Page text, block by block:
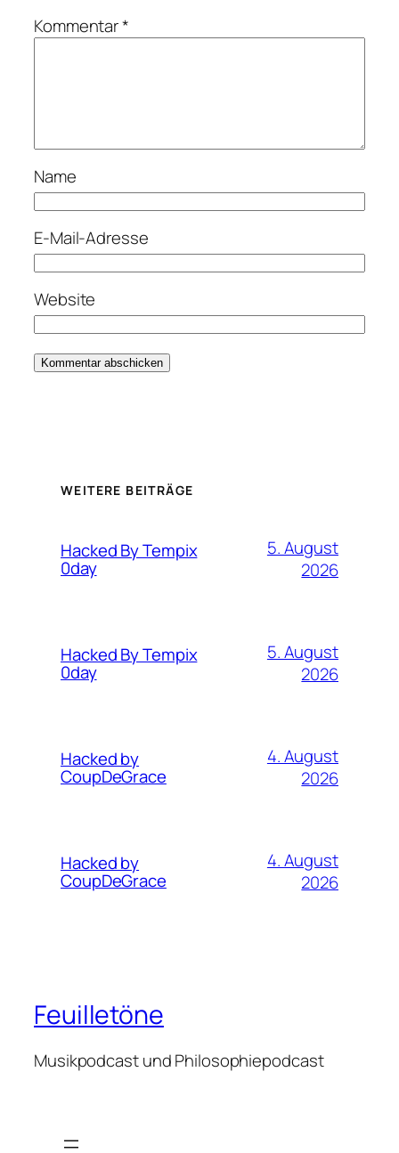
Kommentar*
Name
E-Mail-Adresse
Website
WEITERE BEITRÄGE
Hacked By Tempix
0day
5. August
2026
Hacked By Tempix
0day
5. August
2026
Hacked by
CoupDeGrace
4. August
2026
Hacked by
CoupDeGrace
4. August
2026
Feuilletöne
Musikpodcast und Philosophiepodcast